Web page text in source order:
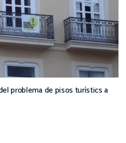
problema de pisos turístics a